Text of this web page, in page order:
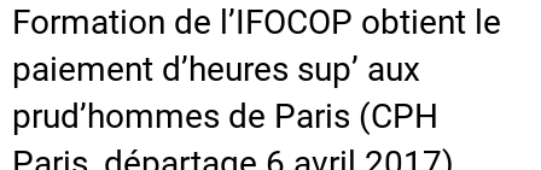
Formation de l’IFOCOP obtient le
paiement d’heures sup’ aux
prud’hommes de Paris (CPH